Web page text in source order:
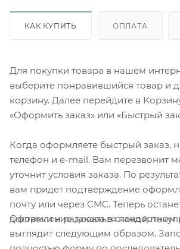
КАК КУПИТЬ ОПЛАТА
Для покупки товара в нашем
выберите понравившийся товар и
корзину. Далее перейдите в
«Оформить заказ» или «Быстрый
Когда оформляете быстрый заказ,
телефон и e-mail. Вам перезвонит
уточнит условия заказа. По
вам придет подтверждение
почту или через СМС. Теперь
доставки и радоваться новой
Оформление заказа в
выглядит следующим образом.